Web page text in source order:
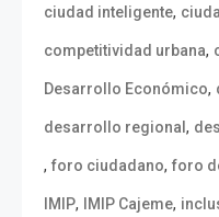
ciudad inteligente,
competitividad urbana,
Desarrollo Económico,
desarrollo regional,
, foro ciudadano, foro
IMIP, IMIP Cajeme,